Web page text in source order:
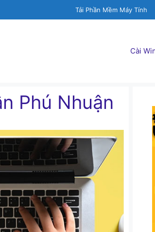
Tải Phần Mềm Máy Tính
Cài
Phú Nhuận